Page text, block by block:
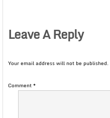
Leave A Reply
Your email address will not be published.
Comment*